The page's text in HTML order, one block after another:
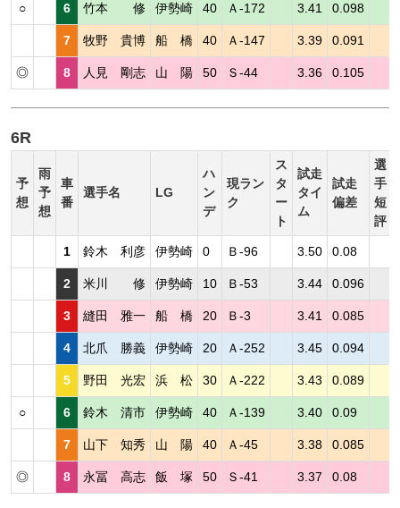
○ 6 竹本 修 伊勢崎 40 Ａ-172 3.41 0.098
7 牧野 貴博 船 橋 40 Ａ-147 3.39 0.091
◎ 8 人見 剛志 山 陽 50 Ｓ-44 3.36 0.105
6R
予
想
雨
予
想
車
番
選手名 LG
ハ
ン
デ
現ラン
ク
ス
タ
ー
ト
試走
タイ
ム
試走
偏差
選
手
短
評
1 鈴木 利彦 伊勢崎 0 Ｂ-96 3.50 0.08
2 米川 修 伊勢崎 10 Ｂ-53 3.44 0.096
3 縫田 雅一 船 橋 20 Ｂ-3 3.41 0.085
4 北爪 勝義 伊勢崎 20 Ａ-252 3.45 0.094
5 野田 光宏 浜 松 30 Ａ-222 3.43 0.089
○ 6 鈴木 清市 伊勢崎 40 Ａ-139 3.40 0.09
7 山下 知秀 山 陽 40 Ａ-45 3.38 0.085
◎ 8 永冨 高志 飯 塚 50 Ｓ-41 3.37 0.08